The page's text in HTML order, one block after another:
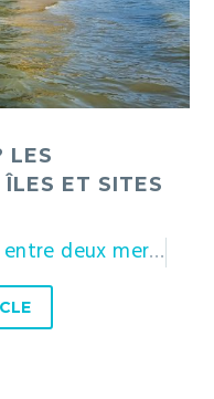
LES
ET SITES
deux mers